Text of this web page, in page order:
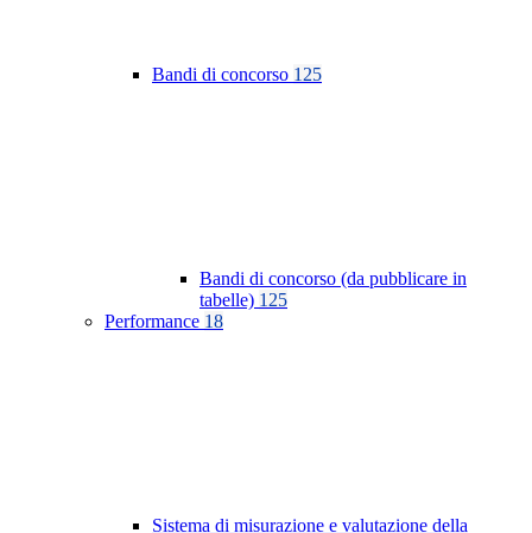
Bandi di concorso 125
Bandi di concorso (da pubblicare in
tabelle) 125
Performance 18
Sistema di misurazione e valutazione della